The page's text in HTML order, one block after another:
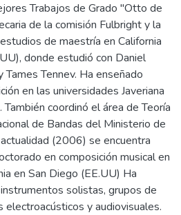
Trabajos de Grado "Otto de
de la comisión Fulbright y la
de maestría en California
donde estudió con Daniel
Tennev. Ha enseñado
en las universidades Javeriana
coordinó el área de Teoría
de Bandas del Ministerio de
(2006) se encuentra
en composición musical en
en San Diego (EE.UU) Ha
solistas, grupos de
electroacústicos y audiovisuales.